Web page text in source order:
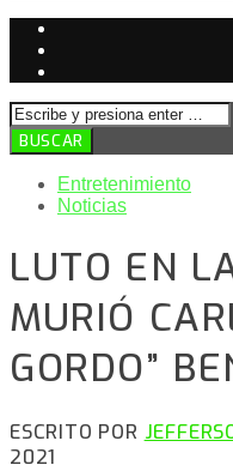
Entretenimiento
Noticias
LUTO EN
MURIÓ
GORDO”
ESCRITO POR
2021